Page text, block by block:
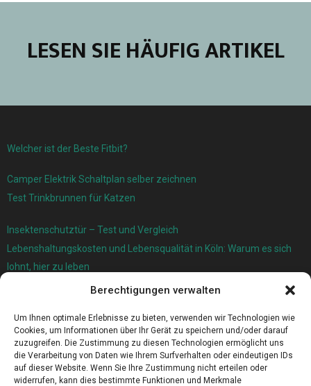
Berechtigungen verwalten
Um Ihnen optimale Erlebnisse zu bieten, verwenden wir Technologien wie
Cookies, um Informationen über Ihr Gerät zu speichern und/oder darauf
zuzugreifen. Die Zustimmung zu diesen Technologien ermöglicht uns
die Verarbeitung von Daten wie Ihrem Surfverhalten oder eindeutigen IDs
auf dieser Website. Wenn Sie Ihre Zustimmung nicht erteilen oder
widerrufen, kann dies bestimmte Funktionen und Merkmale
LESEN SIE HÄUFIG ARTIKEL
Welcher ist der Beste Fitbit?
Camper Elektrik Schaltplan selber zeichnen
Test Trinkbrunnen für Katzen
Insektenschutztür – Test und Vergleich
Lebenshaltungskosten und Lebensqualität in Köln: Warum es sich
lohnt, hier zu leben
Ersatzfedern für Ihr Trampolin
Holländischer Stoffmarkt in Ihrer Nähe